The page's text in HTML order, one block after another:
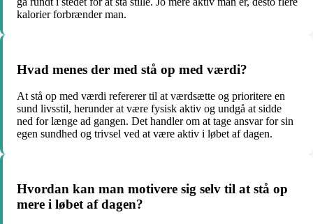
kalorier forbrænder man.
Hvad menes der med stå op med værdi?
At stå op med værdi refererer til at værdsætte og prioritere en
sund livsstil, herunder at være fysisk aktiv og undgå at sidde
ned for længe ad gangen. Det handler om at tage ansvar for sin
egen sundhed og trivsel ved at være aktiv i løbet af dagen.
Hvordan kan man motivere sig selv til at stå op
mere i løbet af dagen?